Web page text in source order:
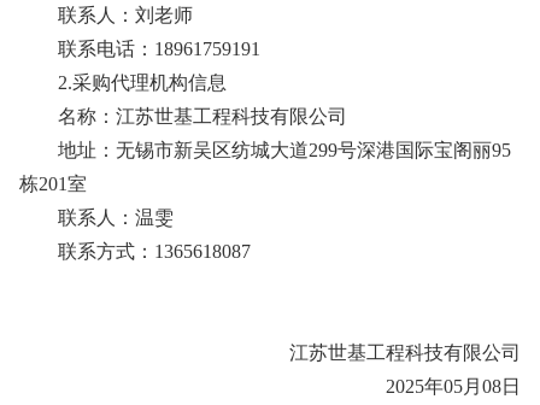
联系人：刘老师
联系电话：18961759191
2.采购代理机构信息
名称：江苏世基工程科技有限公司
地址：无锡市新吴区纺城大道299号深港国际宝阁丽95
栋201室
联系人：温雯
联系方式：1365618087
江苏世基工程科技有限公司
2025年05月08日